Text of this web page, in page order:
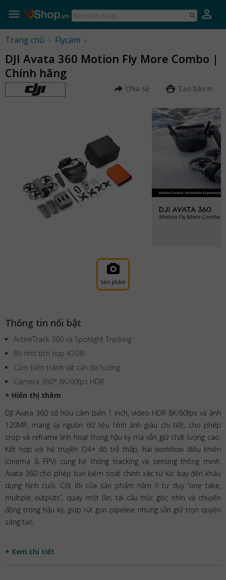
Bạn
muốn
gì...
Trang chủ › Flycam ›
DJI Avata 360 Motion Fly More Combo |
Chính hãng
Chia sẻ Tạo bản in
Sản phẩm
Thông tin nổi bật
ActiveTrack 360 và Spotlight Tracking
Bộ nhớ tích hợp 42GB
Cảm biến tránh vật cản đa hướng
Camera 360° 8K/60fps HDR
+ Hiển thị thêm
DJI Avata 360 sở hữu cảm biến 1 inch, video HDR 8K/60fps và ảnh
120MP, mang lại nguồn dữ liệu hình ảnh giàu chi tiết, cho phép
crop và reframe linh hoạt trong hậu kỳ mà vẫn giữ chất lượng cao.
Kết hợp với hệ truyền O4+ độ trễ thấp, hai workflow điều khiển
(cinema & FPV) cùng hệ thống tracking và sensing thông minh,
Avata 360 cho phép bạn kiểm soát chính xác từ lúc bay đến khâu
dựng hình cuối. Cốt lõi của sản phẩm nằm ở tư duy “one take,
multiple outputs”, quay một lần, tái cấu trúc góc nhìn và chuyển
động trong hậu kỳ, giúp rút gọn pipeline nhưng vẫn giữ trọn quyền
sáng tạo.
+ Xem chi tiết